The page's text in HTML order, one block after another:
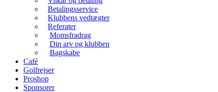
Betalingsservice
Klubbens vedtægter
Referater
Momsfradrag
Din arv og klubben
Bagskabe
Café
Golfrejser
Proshop
Sponsorer